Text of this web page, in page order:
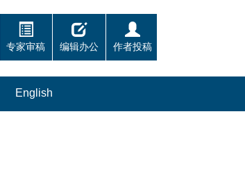
专家审稿 编辑办公 作者投稿
English